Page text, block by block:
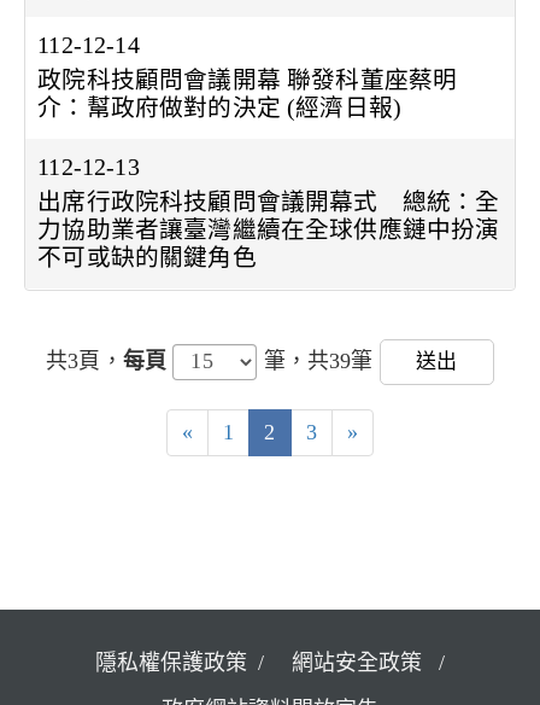
112-12-14
政院科技顧問會議開幕 聯發科董座蔡明
介：幫政府做對的決定 (經濟日報)
112-12-13
出席行政院科技顧問會議開幕式 總統：全
力協助業者讓臺灣繼續在全球供應鏈中扮演
不可或缺的關鍵角色
共3頁， 每頁 筆，共39筆 送出
« 1 2 3 »
隱私權保護政策
網站安全政策